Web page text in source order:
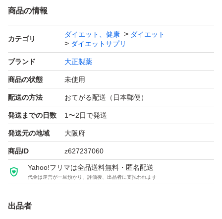
匿名配送無料です
コメント下さい
商品の情報
カテゴリ
ダイエット、健康
ダイエット
ダイエットサプリ
ブランド 大正製薬
商品の状態 未使用
配送の方法 おてがる配送（日本郵便）
発送までの日数 1〜2日で発送
発送元の地域 大阪府
商品ID z627237060
Yahoo!フリマは全品送料無料・匿名配送
代金は運営が一旦預かり、評価後、出品者に支払われます
出品者